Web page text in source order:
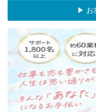
▶︎ お